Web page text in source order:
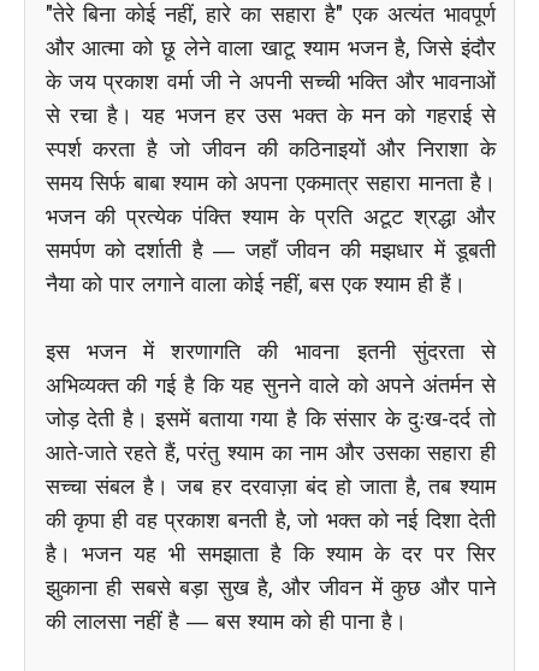
"तेरे बिना कोई नहीं, हारे का सहारा है" एक अत्यंत भावपूर्ण
और आत्मा को छू लेने वाला खाटू श्याम भजन है, जिसे इंदौर
के जय प्रकाश वर्मा जी ने अपनी सच्ची भक्ति और भावनाओं
से रचा है। यह भजन हर उस भक्त के मन को गहराई से
स्पर्श करता है जो जीवन की कठिनाइयों और निराशा के
समय सिर्फ बाबा श्याम को अपना एकमात्र सहारा मानता है।
भजन की प्रत्येक पंक्ति श्याम के प्रति अटूट श्रद्धा और
समर्पण को दर्शाती है — जहाँ जीवन की मझधार में डूबती
नैया को पार लगाने वाला कोई नहीं, बस एक श्याम ही हैं।
इस भजन में शरणागति की भावना इतनी सुंदरता से
अभिव्यक्त की गई है कि यह सुनने वाले को अपने अंतर्मन से
जोड़ देती है। इसमें बताया गया है कि संसार के दुःख-दर्द तो
आते-जाते रहते हैं, परंतु श्याम का नाम और उसका सहारा ही
सच्चा संबल है। जब हर दरवाज़ा बंद हो जाता है, तब श्याम
की कृपा ही वह प्रकाश बनती है, जो भक्त को नई दिशा देती
है। भजन यह भी समझाता है कि श्याम के दर पर सिर
झुकाना ही सबसे बड़ा सुख है, और जीवन में कुछ और पाने
की लालसा नहीं है — बस श्याम को ही पाना है।